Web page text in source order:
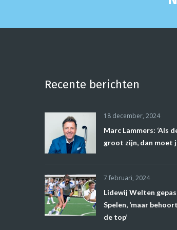
Recente berichten
18 december, 2024
Marc Lammers: ‘Als
groot zijn, dan moet
7 februari, 2024
Lidewij Welten
Spelen, ‘maar
de top’